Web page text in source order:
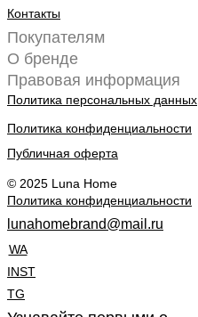
Контакты
Покупателям
О бренде
Правовая информация
Политика персональных данных
Политика конфиденциальности
Публичная оферта
© 2025 Luna Home
Политика конфиденциальности
lunahomebrand@mail.ru
WA
INST
TG